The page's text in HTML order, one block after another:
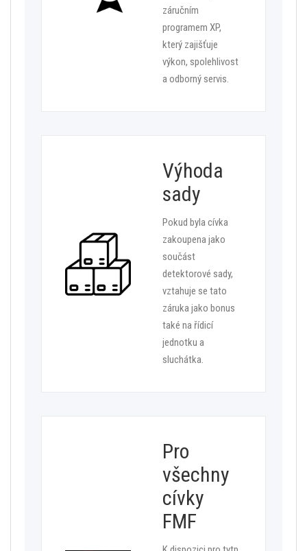
záručním
programem XP,
který zajišťuje
výkon, spolehlivost
a odborný servis.
Výhoda
sady
Pokud byla cívka
zakoupena jako
součást
detektorové sady,
vztahuje se tato
záruka jako bonus
také na řídicí
jednotku a
sluchátka.
Pro
všechny
cívky
FMF